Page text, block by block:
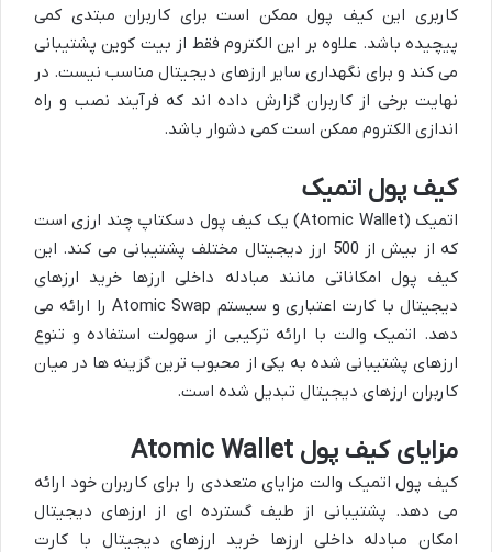
کاربری این کیف پول ممکن است برای کاربران مبتدی کمی
پیچیده باشد. علاوه بر این الکتروم فقط از بیت کوین پشتیبانی
می کند و برای نگهداری سایر ارزهای دیجیتال مناسب نیست. در
نهایت برخی از کاربران گزارش داده اند که فرآیند نصب و راه
اندازی الکتروم ممکن است کمی دشوار باشد.
کیف پول اتمیک
اتمیک (Atomic Wallet) یک کیف پول دسکتاپ چند ارزی است
که از بیش از 500 ارز دیجیتال مختلف پشتیبانی می کند. این
کیف پول امکاناتی مانند مبادله داخلی ارزها خرید ارزهای
دیجیتال با کارت اعتباری و سیستم Atomic Swap را ارائه می
دهد. اتمیک والت با ارائه ترکیبی از سهولت استفاده و تنوع
ارزهای پشتیبانی شده به یکی از محبوب ترین گزینه ها در میان
کاربران ارزهای دیجیتال تبدیل شده است.
مزایای کیف پول Atomic Wallet
کیف پول اتمیک والت مزایای متعددی را برای کاربران خود ارائه
می دهد. پشتیبانی از طیف گسترده ای از ارزهای دیجیتال
امکان مبادله داخلی ارزها خرید ارزهای دیجیتال با کارت